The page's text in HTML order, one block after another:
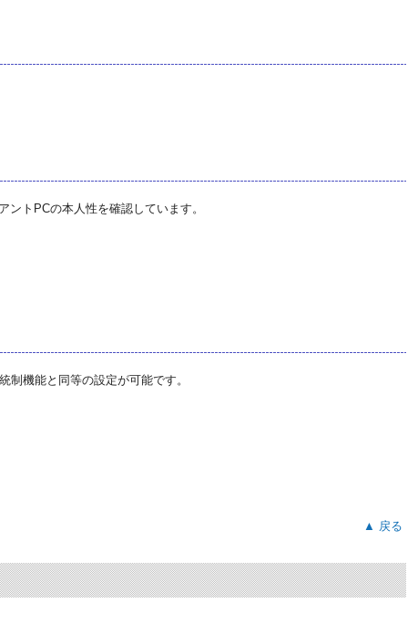
トPCの本人性を確認しています。
機能と同等の設定が可能です。
▲ 戻る